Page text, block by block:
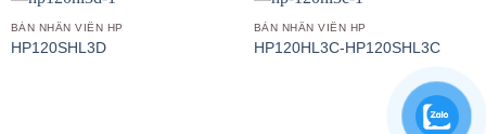
BÀN NHÂN VIÊN HP
HP120SHL3D
BÀN NHÂN VIÊN HP
HP120HL3C-HP120SHL3C